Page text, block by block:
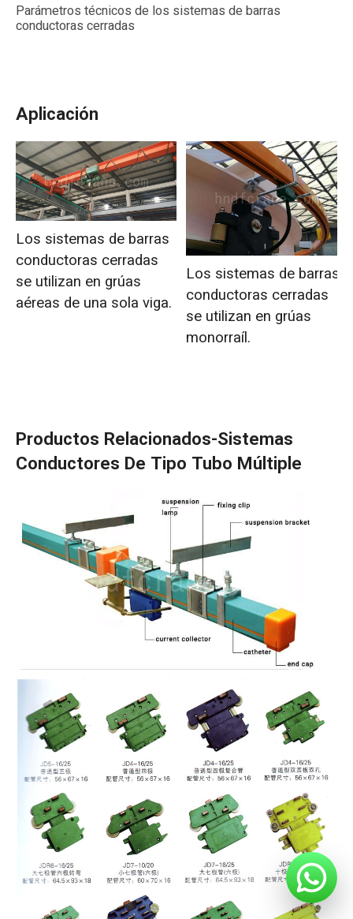
Parámetros técnicos de los sistemas de barras
conductoras cerradas
Aplicación
Los sistemas de barras
conductoras cerradas
se utilizan en grúas
aéreas de una sola viga.
Los sistemas de barras
conductoras cerradas
se utilizan en grúas
monorraíl.
Productos Relacionados-Sistemas
Conductores De Tipo Tubo Múltiple